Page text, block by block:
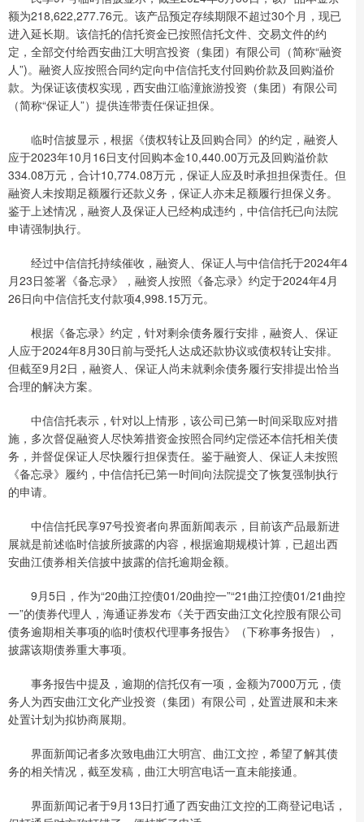
额为218,622,277.76元。该产品预定存续期限不超过30个月，现已
进入延长期。该信托的信托资金已按照信托文件、交易文件的约
定，全部交付给西安曲江大明宫投资（集团）有限公司（简称“融资
人”)。融资人应按照合同约定向中信信托支付回购价款及回购溢价
款。为保证该债权实现，西安曲江临潼旅游投资（集团）有限公司
（简称“保证人”）提供连带责任保证担保。
临时信披显示，根据《债权转让及回购合同》的约定，融资人
应于2023年10月16日支付回购本金10,440.00万元及回购溢价款
334.08万元，合计10,774.08万元，保证人应及时承担担保责任。但
融资人未按期足额履行还款义务，保证人亦未足额履行担保义务。
鉴于上述情况，融资人及保证人已经构成违约，中信信托已向法院
申请强制执行。
经过中信信托持续催收，融资人、保证人与中信信托于2024年4
月23日签署《备忘录》，融资人按照《备忘录》约定于2024年4月
26日向中信信托支付款项4,998.15万元。
根据《备忘录》约定，针对剩余债务履行安排，融资人、保证
人应于2024年8月30日前与受托人达成还款协议或债权转让安排。
但截至9月2日，融资人、保证人尚未就剩余债务履行安排提出恰当
合理的解决方案。
中信信托表示，针对以上情形，该公司已第一时间采取应对措
施，多次督促融资人尽快筹措资金按照合同约定偿还本信托相关债
务，并督促保证人尽快履行担保责任。鉴于融资人、保证人未按照
《备忘录》履约，中信信托已第一时间向法院提交了恢复强制执行
的申请。
中信信托民享97号投资者向界面新闻表示，目前该产品最新进
展就是前述临时信披所披露的内容，根据逾期规模计算，已超出西
安曲江债券相关信披中披露的信托逾期金额。
9月5日，作为“20曲江控债01/20曲控一”“21曲江控债01/21曲控
一”的债券代理人，海通证券发布《关于西安曲江文化控股有限公司
债务逾期相关事项的临时债权代理事务报告》（下称事务报告），
披露该期债券重大事项。
事务报告中提及，逾期的信托仅有一项，金额为7000万元，债
务人为西安曲江文化产业投资（集团）有限公司，处置进展和未来
处置计划为拟协商展期。
界面新闻记者多次致电曲江大明宫、曲江文控，希望了解其债
务的相关情况，截至发稿，曲江大明宫电话一直未能接通。
界面新闻记者于9月13日打通了西安曲江文控的工商登记电话，